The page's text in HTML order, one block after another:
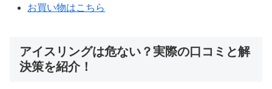
お買い物はこちら
アイスリングは危ない？実際の口コミと解
決策を紹介！